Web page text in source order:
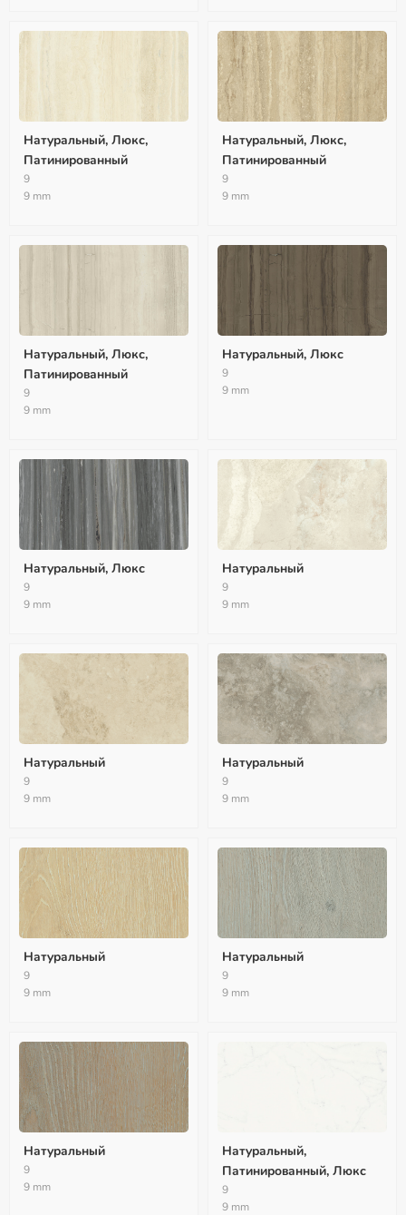
Натуральный, Люкс,
Патинированный
9
9 mm
Натуральный, Люкс,
Патинированный
9
9 mm
Натуральный, Люкс,
Патинированный
9
9 mm
Натуральный, Люкс
9
9 mm
Натуральный, Люкс
9
9 mm
Натуральный
9
9 mm
Натуральный
9
9 mm
Натуральный
9
9 mm
Натуральный
9
9 mm
Натуральный
9
9 mm
Натуральный
9
9 mm
Натуральный,
Патинированный, Люкс
9
9 mm